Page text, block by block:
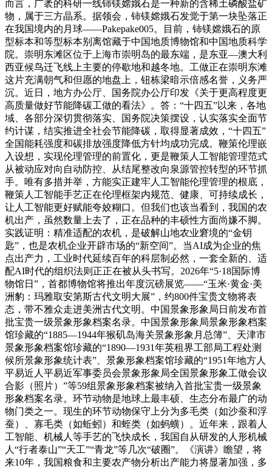
而言，广袤的科研一线铈镁嫦娥石是一种新的含稀土磷酸盐矿
物，属于三方晶系。据领会，铈镁嫦娥石发觉于第一块坠落正
在我国境内的月球——Pakepake005。目前，铈镁嫦娥石的原
型标本和等型标本别离馆藏于中国地质博物馆和中国地质科学
院。崇明东滩区位于上海市崇明岛的最东端，是东亚—澳大利
西亚候鸟迁飞线上主要的停歇地和越冬地。工做正在崇明东滩
这片充满朝气和但愿的地盘上，钮栋梁暗示倍感名誉，义务严
沉。近日，地方办公厅、国务院办公厅印发《关于更高程度更
高质量做好节能降碳工做的看法》。答：“十四五”以来，各地
域、各部分深切贯彻落实、国务院决策摆设，认实落实全面节
约计谋，结实推进全社会节能降碳，取得显著成效，“十四五”
全国能耗强度和碳排放强度降低方针均成功完成。鞭策伦理嵌
入设想，实现伦理管理的前置化，更是鞭策人工智能管理范式
从被动应对向自动防控、从结尾整改向泉源管控转型的环节抓
手。唯有多措并举，方能实正建牢人工智能伦理管理的根底，
鞭策人工智能手艺正在伦理框架内规范、健康、可持续成长，
让人工智能更好赋能夸姣糊口。但我们也该当看到，我国的农
机出产，虽然数量上去了，正在品种的丰硕性方面尚嫌不脚。
实践证明：精准适配的农机，是破解山地农业窘境的“金钥
匙”，也是农机企业开辟市场的“新空间”。当AI成为企业的焦
点出产力，工业时代延续百年的科层制必然，一套全新的、适
配AI时代的组织法则正正在被从头书写。2026年“5·18国际博
物馆日”，首都博物馆将推出年度沉磅展览——“玉米·黄金·美
洲豹：玛雅取安第斯古代文明大展”，约800件宝贵文物将表
态，带不雅众走进美洲古代文明。中国景象形象局日前发布首
批宝贵一级景象形象档案名录。中国景象形象局景象形象档案
馆珍藏的“1885—1944年猴矶岛海关景象形象月总簿”、天津市
景象形象档案馆珍藏的“1890—1931年英租界工部局工程处测
候所景象形象统计表”、景象形象档案馆珍藏的“1951年地方人
平易近人平易近军事委员会景象形象局全国景象形象工做会议
合影（照片）”等59组景象形象档案被纳入首批宝贵一级景象
形象档案名录。环节动物是地球上最丰硕、生态分布最广的动
物门类之一。现生的环节动物保守上分为多毛类（如沙蚕和浮
蚕）、寡毛类（如蚯蚓）和蛭类（如蚂蟥）。近年来，跟着人
工智能、机械人等手艺的飞快成长，我国自从研发的人形机械
人“行者泰山”“天工”“青龙”等几次“破圈”。《演讲》瞻望，将
来10年，我国粮食和主要农产物分析出产能力将显著加强，多